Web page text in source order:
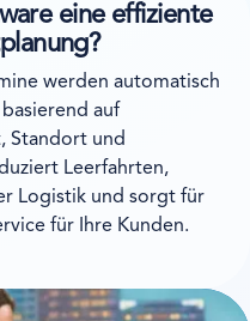
eine effiziente
werden automatisch
auf
Standort und
Leerfahrten,
Logistik und sorgt für
für Ihre Kunden.